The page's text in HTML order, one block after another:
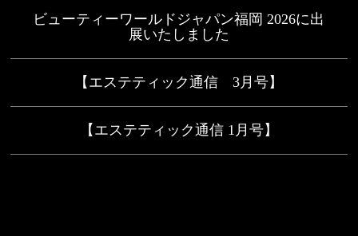
ビューティーワールドジャパン福岡 2026に出
展いたしました
【エステティック通信 3月号】
【エステティック通信 1月号】